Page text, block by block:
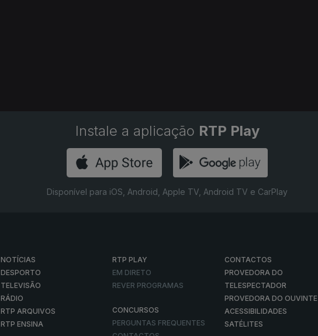
Instale a aplicação RTP Play
Disponível para iOS, Android, Apple TV, Android TV e CarPlay
NOTÍCIAS
DESPORTO
TELEVISÃO
RÁDIO
RTP ARQUIVOS
RTP ENSINA
RTP PLAY
EM DIRETO
REVER PROGRAMAS
CONCURSOS
PERGUNTAS FREQUENTES
CONTACTOS
PROVEDORA DO
TELESPECTADOR
PROVEDORA DO OUVINTE
ACESSIBILIDADES
SATÉLITES